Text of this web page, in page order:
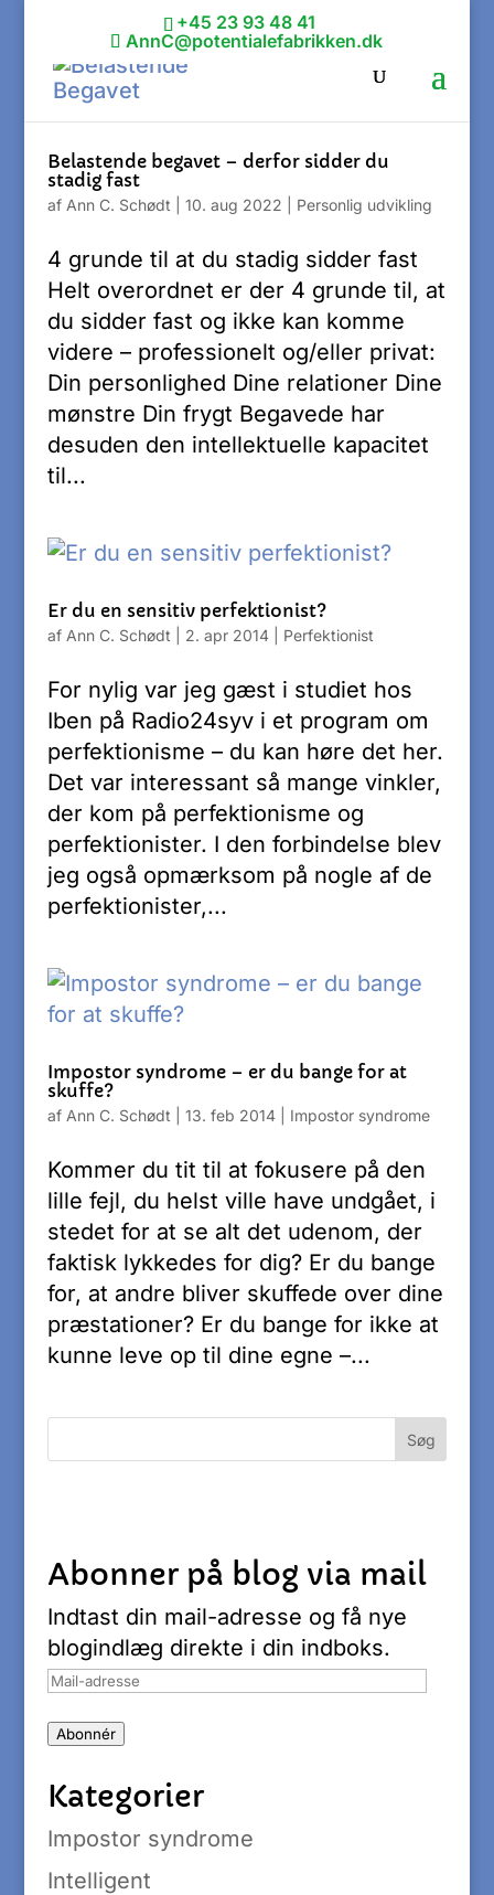
+45 23 93 48 41
AnnC@potentialefabrikken.dk
Belastende begavet – derfor sidder du
stadig fast
af Ann C. Schødt 10. aug 2022 Personlig udvikling
4 grunde til at du stadig sidder fast
Helt overordnet er der 4 grunde til, at
du sidder fast og ikke kan komme
videre – professionelt og/eller privat:
Din personlighed Dine relationer Dine
mønstre Din frygt Begavede har
desuden den intellektuelle kapacitet
til...
Er du en sensitiv perfektionist?
af Ann C. Schødt 2. apr 2014| Perfektionist
For nylig var jeg gæst i studiet hos
Iben på Radio24syv i et program om
perfektionisme – du kan høre det her.
Det var interessant så mange vinkler,
der kom på perfektionisme og
perfektionister. I den forbindelse blev
jeg også opmærksom på nogle af de
perfektionister,...
Impostor syndrome – er du bange for at
skuffe?
af Ann C. Schødt 13. feb 2014| Impostor syndrome
Kommer du tit til at fokusere på den
lille fejl, du helst ville have undgået, i
stedet for at se alt det udenom, der
faktisk lykkedes for dig? Er du bange
for, at andre bliver skuffede over dine
præstationer? Er du bange for ikke at
kunne leve op til dine egne –...
Abonner på blog via mail
Indtast din mail-adresse og få nye
blogindlæg direkte i din indboks.
Mail-
Abonnér
Kategorier
Impostor syndrome
Intelligent